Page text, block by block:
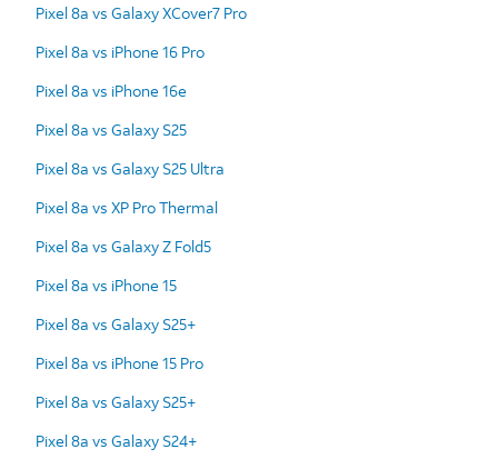
Pixel 8a vs Galaxy XCover7 Pro
Pixel 8a vs iPhone 16 Pro
Pixel 8a vs iPhone 16e
Pixel 8a vs Galaxy S25
Pixel 8a vs Galaxy S25 Ultra
Pixel 8a vs XP Pro Thermal
Pixel 8a vs Galaxy Z Fold5
Pixel 8a vs iPhone 15
Pixel 8a vs Galaxy S25+
Pixel 8a vs iPhone 15 Pro
Pixel 8a vs Galaxy S25+
Pixel 8a vs Galaxy S24+